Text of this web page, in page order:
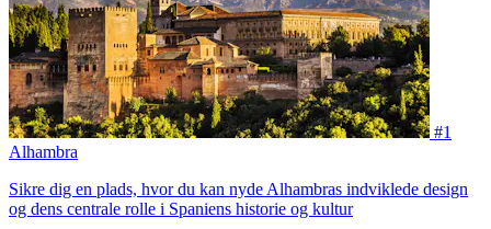
#1
Alhambra
Sikre dig en plads, hvor du kan nyde Alhambras indviklede design
og dens centrale rolle i Spaniens historie og kultur